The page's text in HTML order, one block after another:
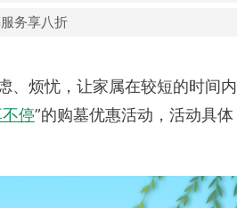
务享八折
、烦忧，让家属在较短的时间内
停”的购墓优惠活动，活动具体